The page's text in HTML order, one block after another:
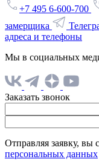
+7 495 6-600-700
замерщика
адреса и телефоны
Мы в социальных
Заказать звонок
Отправляя заявку, вы
персональных данных